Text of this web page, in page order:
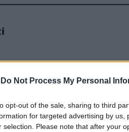
Do Not Process My Personal
opt-out of the sale, sharing to third
for targeted advertising by
selection. Please note that after your